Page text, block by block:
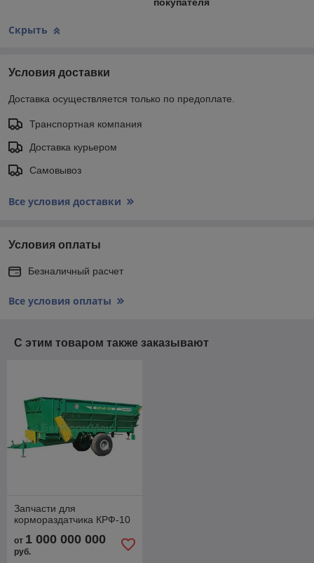
покупателя
Скрыть
Условия доставки
Доставка осуществляется только по предоплате.
Транспортная компания
Доставка курьером
Самовывоз
Все условия доставки
Условия оплаты
Безналичный расчет
Все условия оплаты
С этим товаром также заказывают
Запчасти для
кормораздатчика КРФ-10
от 1 000 000 000
руб.